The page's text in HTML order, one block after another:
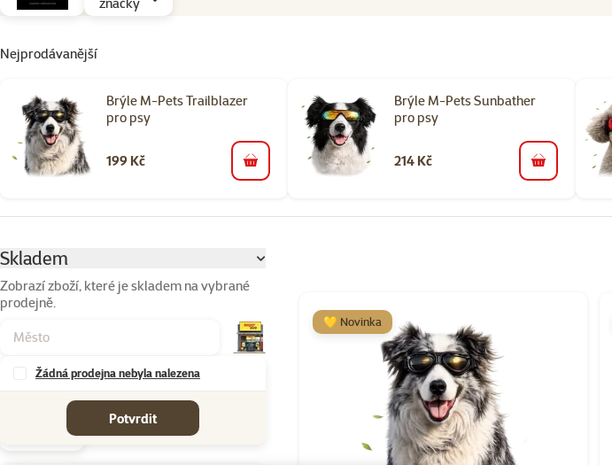
Nejprodávanější
Brýle M-Pets Trailblazer
pro psy
199 Kč do košíku
Brýle M-Pets Sunbather
pro psy
214 Kč do košíku
Skladem
Zobrazí zboží, které je skladem na vybrané
prodejně.
Žádná prodejna nebyla nalezena
Potvrdit
💛 Novinka